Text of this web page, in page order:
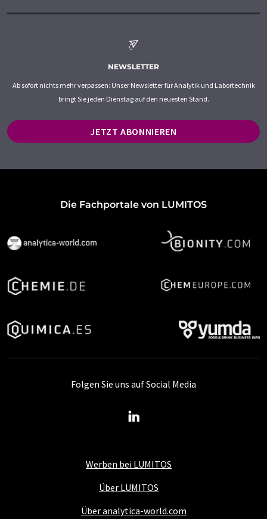
NEWSLETTER
Ab sofort nichts mehr verpassen: Unser Newsletter für Analytik und Labortechnik
bringt Sie jeden Dienstag auf den neuesten Stand.
JETZT ABONNIEREN
Die Fachportale von LUMITOS
Werben bei LUMITOS
Über LUMITOS
Über analytica-world.com
Folgen Sie uns auf Social Media